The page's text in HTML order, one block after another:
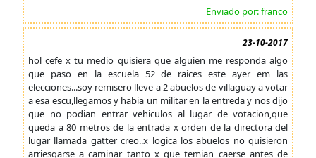
Enviado por: franco
23-10-2017
hol cefe x tu medio quisiera que alguien me responda algo
que paso en la escuela 52 de raices este ayer em las
elecciones...soy remisero lleve a 2 abuelos de villaguay a votar
a esa escu,llegamos y habia un militar en la entreda y nos dijo
que no podian entrar vehiculos al lugar de votacion,que
queda a 80 metros de la entrada x orden de la directora del
lugar llamada gatter creo..x logica los abuelos no quisieron
arriesgarse a caminar tanto x que temian caerse antes de